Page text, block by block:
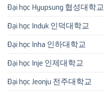
Đại học Hyupsung 협성대학교
Đại học Induk 인덕대학교
Đại học Inha 인하대학교
Đại học Inje 인제대학교
Đại học Jeonju 전주대학교